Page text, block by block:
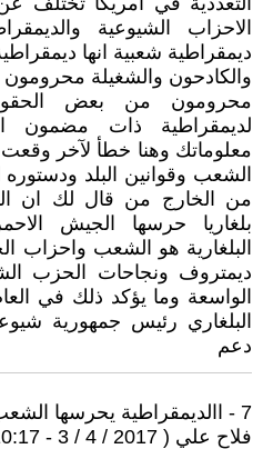
الاحزاب الشيوعية
ديمقراطية شعبية انها
والكادحون والشغيلة
محرومون من بعض
لديمقراطية ذات مضمون
معلوماتك وهنا خطأ لآخر وقعت
الشعب وقوانين البلد
من الخارج من قال لك ان
بلغاريا حرسها الجيش
البلغارية هو الشعب واحزاب
ديمتروف ونجاحات الحزب
الواسعة وما يؤكد ذلك في
البلغاري رئيس جمهورية
دعم
7 - االديمقراطية يحرسها الشعب والقوانين والدستور
فلاح علي ( 2017 / 4 / 3 - 10:17 )